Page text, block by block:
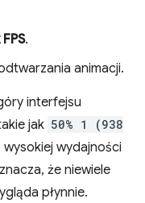
.
animacji.
interfejsu
jak 50% 1 (938
wysokiej wydajności
że niewiele
płynnie.